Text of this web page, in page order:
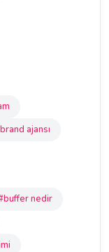
ajansı
nedir